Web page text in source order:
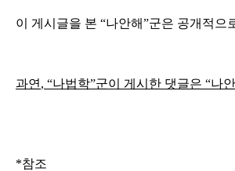
이 게시글을 본 “나안해”군은 공개적으
과연 , “나법학”군이 게시한 댓글은 “나
*참조